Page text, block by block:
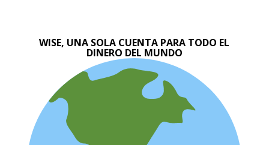
WISE, UNA SOLA CUENTA PARA TODO EL
DINERO DEL MUNDO